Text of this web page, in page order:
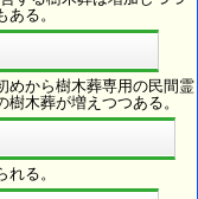
る。
めから樹木葬専用の民間霊
木葬が増えつつある。
る。